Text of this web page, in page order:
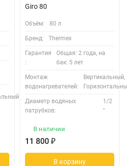
Giro 80
Объём: 80 л
Бренд: Thermex
Гарантия
:
Общая: 2 года, на
бак: 5 лет
Монтаж
водонагревателей:
Вертикальный,
Диаметр водяных
патрубков:
1/2
"
В наличии
11 800 ₽
В корзину